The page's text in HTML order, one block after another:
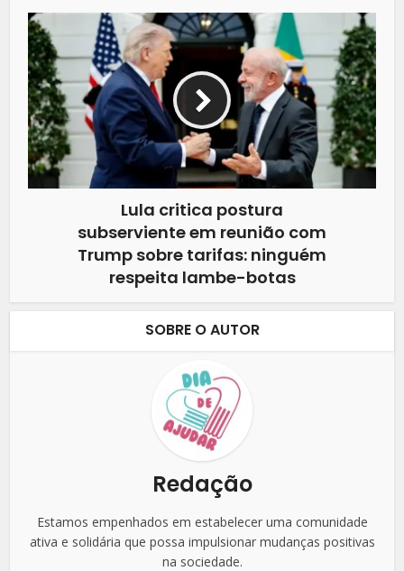
Lula critica postura
subserviente em reunião com
Trump sobre tarifas: ninguém
respeita lambe-botas
SOBRE O AUTOR
Redação
Estamos empenhados em estabelecer uma comunidade
ativa e solidária que possa impulsionar mudanças positivas
na sociedade.